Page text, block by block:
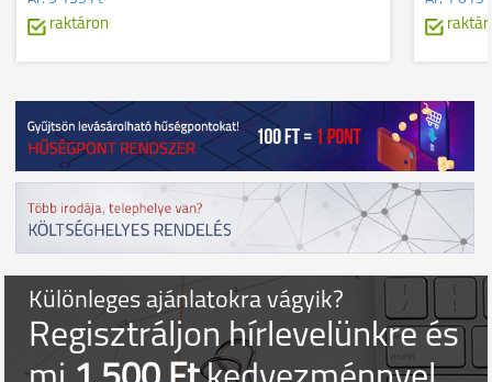
raktáron
Különleges ajánlatokra vágyik?
Regisztráljon hírlevelünkre és